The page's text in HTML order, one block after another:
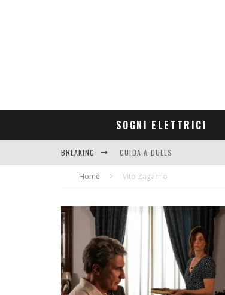
SOGNI ELETTRICI
BREAKING GUIDA A DUELS
CONTRIBUTORS
Home Vito Zagarrio